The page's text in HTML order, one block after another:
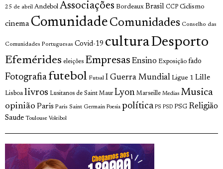
25 de abril Andebol Associações Bordeaux Brasil CCP Ciclismo
cinema Comunidade Comunidades Conselho das
Comunidades Portuguesas Covid-19 culturaDesporto
Efemérides eleições Empresas Ensino Exposição fado
Fotografia futebol Futsal I Guerra Mundial Ligue 1 Lille
Lisboa livros Lusitanos de Saint Maur Lyon Marseille Medias Musica
opinião Paris Paris Saint Germain Poesia política PS PSD PSG Religião
Saude Toulouse Voleibol